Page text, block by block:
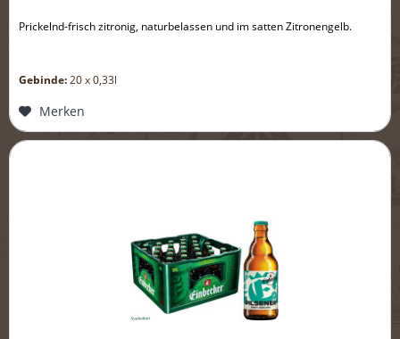
Prickelnd-frisch zitronig, naturbelassen und im satten Zitronengelb.
Gebinde:20 x 0,33l
Merken